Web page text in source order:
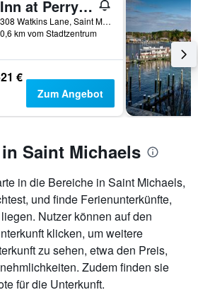
Inn at Perry Cabin
308 Watkins Lane, Saint Michaels, MD, USA
0,6 km vom Stadtzentrum
€
Zum Angebot
Saint Michaels
in die Bereiche in Saint Michaels,
und finde Ferienunterkünfte,
Nutzer können auf den
klicken, um weitere
zu sehen, etwa den Preis,
Zudem finden sie
für die Unterkunft.